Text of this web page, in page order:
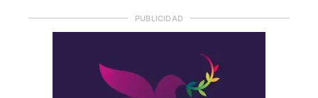
PUBLICIDAD